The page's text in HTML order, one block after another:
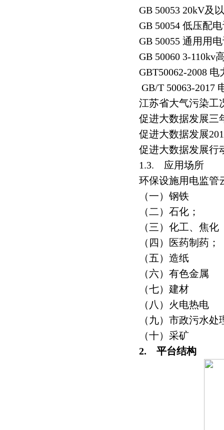
GB 50053 20kV及
GB 50054 低压配
GB 50055 通用用
GB 50060 3-110kv
GBT50062-2008
GB/T 50063-2017
江苏省大气污染工
促进大数据发展三
促进大数据发展
促进大数据发展行
1.3. 应用场所
环保设施用电监管
（一）钢铁
（二）石化；
（三）化工、焦化
（四）医药制药；
（五）造纸
（六）有色金属
（七）建材
（八）火电热电
（九）市政污水处
（十）采矿
2. 平台结构